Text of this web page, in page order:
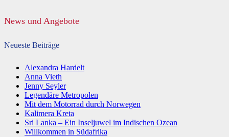
News und Angebote
Neueste Beiträge
Alexandra Hardelt
Anna Vieth
Jenny Seyler
Legendäre Metropolen
Mit dem Motorrad durch Norwegen
Kalimera Kreta
Sri Lanka – Ein Inseljuwel im Indischen Ozean
Willkommen in Südafrika